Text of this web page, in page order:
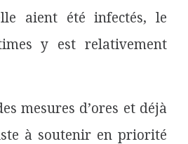
aient été infectés, le
y est relativement
mesures d’ores et déjà
à soutenir en priorité